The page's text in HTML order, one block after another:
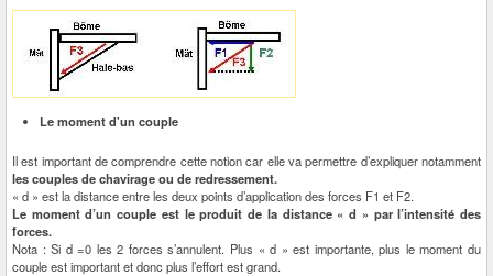
Le moment d'un couple
Il est important de comprendre cette notion car elle va permettre d’expliquer notamment
les couples de chavirage ou de redressement.
« d » est la distance entre les deux points d’application des forces F1 et F2.
Le moment d’un couple est le produit de la distance « d » par l’intensité des
forces.
Nota : Si d =0 les 2 forces s’annulent. Plus « d » est importante, plus le moment du
couple est important et donc plus l’effort est grand.